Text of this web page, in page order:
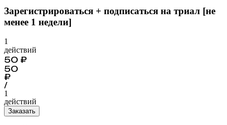
Зарегистрироваться + подписаться на триал [не
менее 1 недели]
1
действий
50 ₽
50
₽
/
1
действий
Заказать